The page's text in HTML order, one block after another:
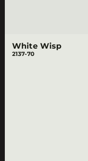
White Wisp
2137-70